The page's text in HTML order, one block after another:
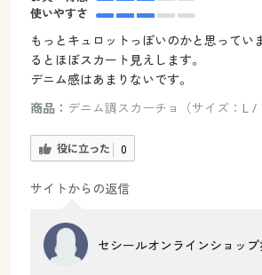
使いやすさ
もっとキュロットっぽいのかと思ってい
るとほぼスカート見えします。
デニム感はあまりないです。
商品： デニム調スカーチョ（サイズ：L /
役に立った 0
サイトからの返信
セシールオンラインショップ